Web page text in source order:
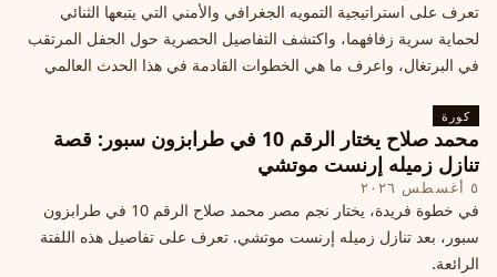
تعرف على استراتيجية التمويه الجغرافي والأمني التي يتبعها الثنائي
لحماية سرية زفافهما، واكتشف التفاصيل الحصرية حول الحفل المرتقب
في البرتغال، واعرف ما هي الخطوات القادمة في هذا الحدث العالمي
كورة
محمد صلاح يختار الرقم 10 في طرابزون سبور: قصة
تنازل زميله إرنست موتشي
٥ أغسطس ٢٠٢٦
في خطوة فريدة، يختار نجم مصر محمد صلاح الرقم 10 في طرابزون
سبور، بعد تنازل زميله إرنست موتشي. تعرف على تفاصيل هذه اللفتة
الرائعة.